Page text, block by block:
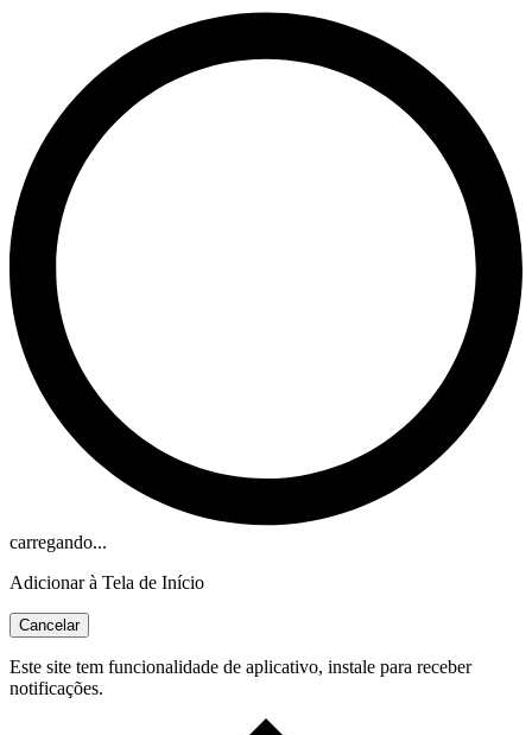
carregando...
Adicionar à Tela de Início
Cancelar
Este site tem funcionalidade de aplicativo, instale para receber
notificações.